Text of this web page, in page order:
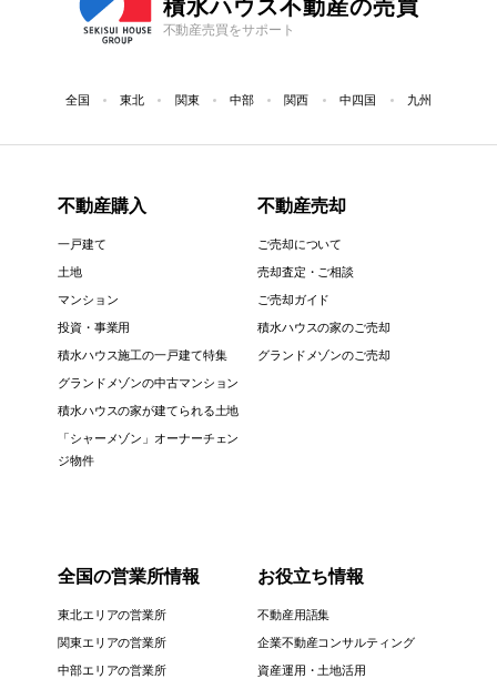
積水ハウス不動産の売買
不動産売買をサポート
全国 東北 関東 中部 関西 中四国 九州
不動産購入
一戸建て
土地
マンション
投資・事業用
積水ハウス施工の一戸建て特集
グランドメゾンの中古マンション
積水ハウスの家が建てられる土地
「シャーメゾン」オーナーチェン
ジ物件
不動産売却
ご売却について
売却査定・ご相談
ご売却ガイド
積水ハウスの家のご売却
グランドメゾンのご売却
全国の営業所情報
東北エリアの営業所
関東エリアの営業所
中部エリアの営業所
お役立ち情報
不動産用語集
企業不動産コンサルティング
資産運用・土地活用